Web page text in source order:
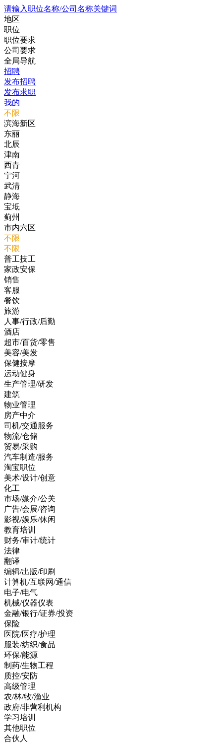
请输入职位名称/公司名称关键词
地区
职位
职位要求
公司要求
全局导航
招聘
发布招聘
发布求职
我的
不限
滨海新区
东丽
北辰
津南
西青
宁河
武清
静海
宝坻
蓟州
市内六区
不限
不限
普工技工
家政安保
销售
客服
餐饮
旅游
人事/行政/后勤
酒店
超市/百货/零售
美容/美发
保健按摩
运动健身
生产管理/研发
建筑
物业管理
房产中介
司机/交通服务
物流/仓储
贸易/采购
汽车制造/服务
淘宝职位
美术/设计/创意
化工
市场/媒介/公关
广告/会展/咨询
影视/娱乐/休闲
教育培训
财务/审计/统计
法律
翻译
编辑/出版/印刷
计算机/互联网/通信
电子/电气
机械/仪器仪表
金融/银行/证券/投资
保险
医院/医疗/护理
服装/纺织/食品
环保/能源
制药/生物工程
质控/安防
高级管理
农/林/牧/渔业
政府/非营利机构
学习培训
其他职位
合伙人